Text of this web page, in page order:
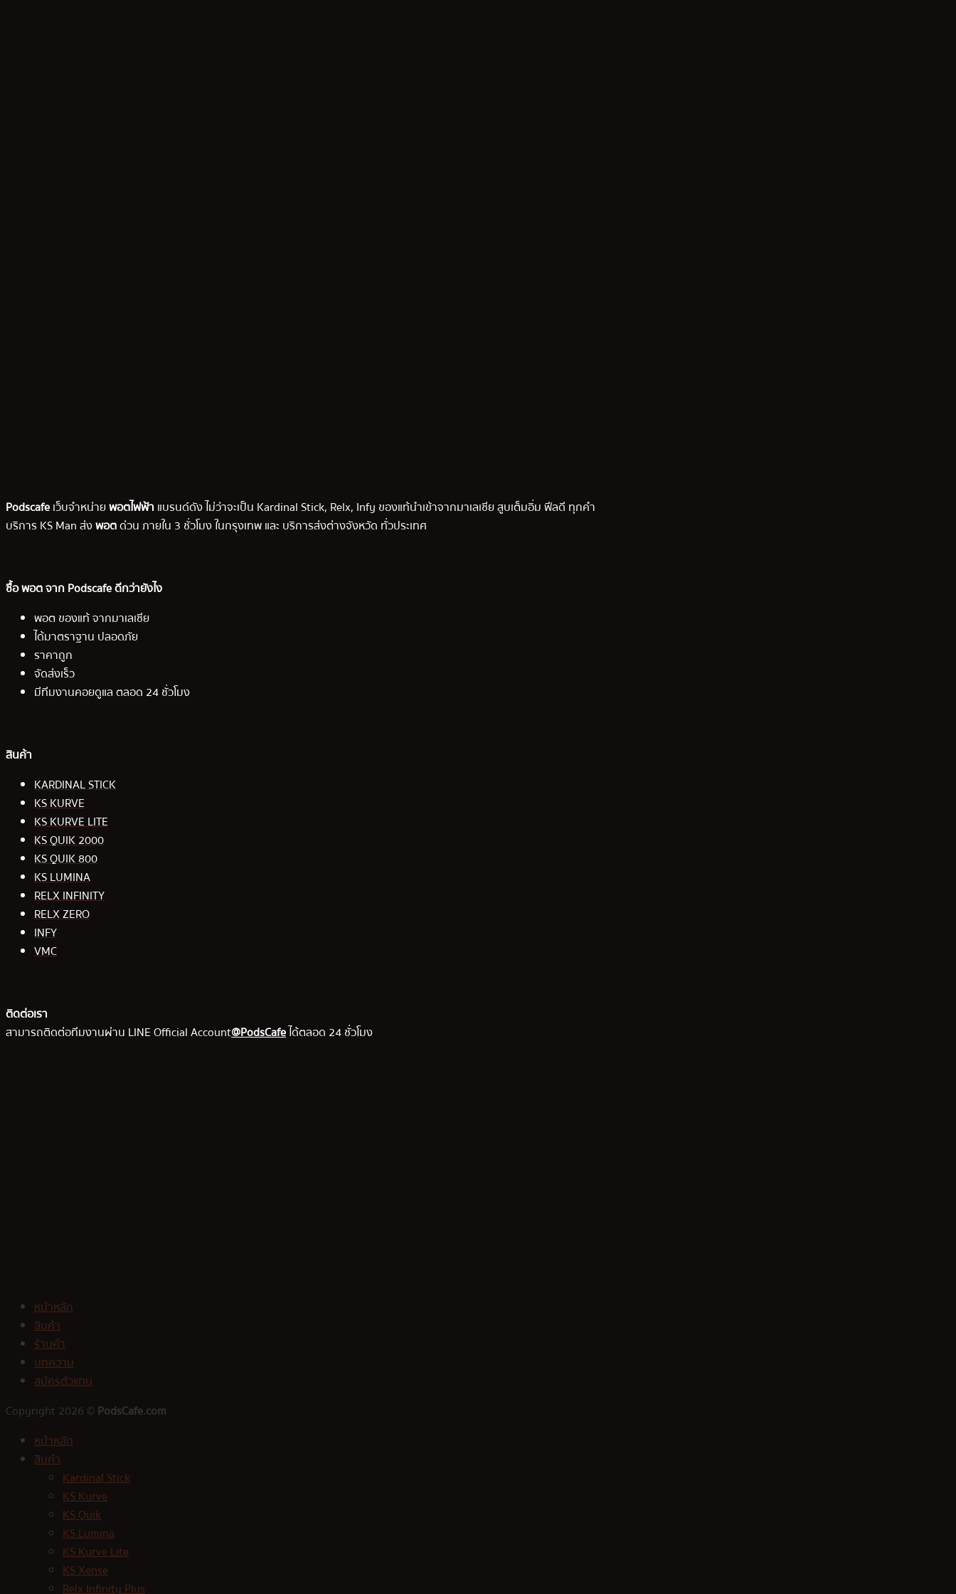
Podscafeเว็บจำหน่ายพอตไฟฟ้า แบรนด์ดัง ไม่ว่าจะเป็น Kardinal Stick, Relx, Infy ของแท้นำเข้าจากมาเลเซีย สูบเต็มอิ่ม ฟีลดี ทุกคำ
บริการ KS Man ส่งพอตด่วน ภายใน 3 ชั่วโมง ในกรุงเทพ และ บริการส่งต่างจังหวัด ทั่วประเทศ
ซื้อ พอต จาก Podscafe ดีกว่ายังไง
พอต ของแท้ จากมาเลเซีย
ได้มาตราฐาน ปลอดภัย
ราคาถูก
จัดส่งเร็ว
มีทีมงานคอยดูแล ตลอด 24 ชั่วโมง
สินค้า
KARDINAL STICK
KS KURVE
KS KURVE LITE
KS QUIK 2000
KS QUIK 800
KS LUMINA
RELX INFINITY
RELX ZERO
INFY
VMC
ติดต่อเรา
สามารถติดต่อทีมงานผ่าน LINE Official Account@PodsCafeได้ตลอด 24 ชั่วโมง
หน้าหลัก
สินค้า
ร้านค้า
บทความ
สมัครตัวแทน
Copyright 2026 © PodsCafe.com
หน้าหลัก
สินค้า
Kardinal Stick
KS Kurve
KS Quik
KS Lumina
KS Kurve Lite
KS Xense
Relx Infinity Plus